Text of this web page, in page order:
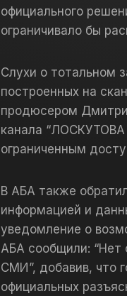
официального
ограничивало бы
Слухи о тотальном
построенных на
продюсером
канала
ограниченным
В АБА также
информацией и
уведомление о
АБА сообщили: “Нет
СМИ”, добавив, что
официальных